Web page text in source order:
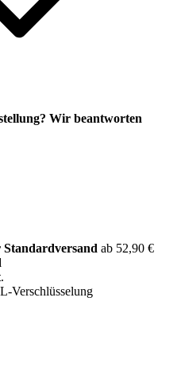
Wir beantworten
Standardversand ab 52,90 €
.
Verschlüsselung